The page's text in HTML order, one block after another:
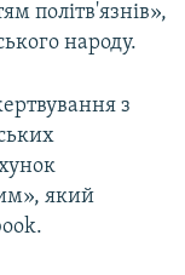
політв'язнів»,
народу.
з
який